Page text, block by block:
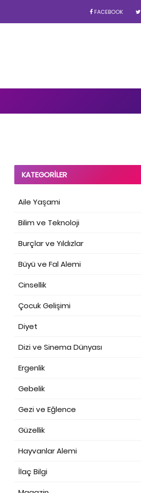
FACEBOOK
KATEGORILER
Aile Yaşami
Bilim ve Teknoloji
Burçlar ve Yıldızlar
Büyü ve Fal Alemi
Cinsellik
Çocuk Gelişimi
Diyet
Dizi ve Sinema Dünyası
Ergenlik
Gebelik
Gezi ve Eğlence
Güzellik
Hayvanlar Alemi
İlaç Bilgi